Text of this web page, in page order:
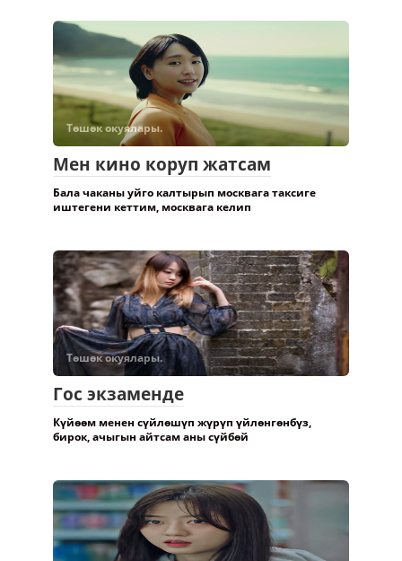
Төшөк окуялары.
Мен кино коруп жатсам
Бала чаканы уйго калтырып москвага таксиге
иштегени кеттим, москвага келип
Төшөк окуялары.
Гос экзаменде
Күйөөм менен сүйлөшүп жүрүп үйлөнгөнбүз,
бирок, ачыгын айтсам аны сүйбөй